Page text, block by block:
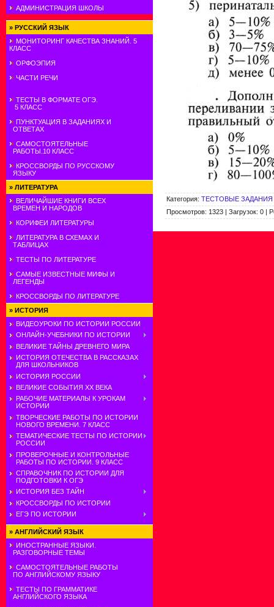
АДМИНИСТРАЦИЯ ШКОЛЫ
» РУССКИЙ ЯЗЫК
МОНИТОРИНГ КАЧЕСТВА ЗНАНИЙ. 5
КЛАСС
ОРФОЭПИЯ
ЧАСТИ РЕЧИ
ТЕСТЫ В ФОРМАТЕ ОГЭ.
5 КЛАСС
ПУНКТУАЦИЯ В ЗАДАНИЯХ И
ОТВЕТАХ
САМОСТОЯТЕЛЬНЫЕ
РАБОТЫ.10 КЛАСС
КРОССВОРДЫ ПО РУССКОМУ
ЯЗЫКУ
» ЛИТЕРАТУРА
ВЕЛИЧАЙШИЕ КНИГИ ВСЕХ
ВРЕМЕН И НАРОДОВ
КОРИФЕИ ЛИТЕРАТУРЫ
ЛИТЕРАТУРА В СХЕМАХ И
ТАБЛИЦАХ
ТЕСТЫ ПО ЛИТЕРАТУРЕ
САМЫЕ ИЗВЕСТНЫЕ МИФЫ И
ЛЕГЕНДЫ
КРОССВОРДЫ ПО ЛИТЕРАТУРЕ
» ИСТОРИЯ
ВИДЕОУРОКИ ПО ИСТОРИИ РОССИИ
ОНЛАЙН-УЧЕБНИКИ ПО ИСТОРИИ
ВЕЛИКИЕ ТАЙНЫ ДРЕВНЕГО МИРА
ИСТОРИЯ ОТЕЧЕСТВА В РАССКАЗАХ
ДЛЯ ШКОЛЬНИКОВ
ИСТОРИЯ РОССИИ
ВЕЛИКИЕ СОБЫТИЯ ХХ ВЕКА
РАБОЧИЕ МАТЕРИАЛЫ К УРОКАМ
ИСТОРИИ
ТВОРЧЕСКИЕ РАБОТЫ ПО ИСТОРИИ
НОВОГО ВРЕМЕНИ. 7 КЛАСС
ТЕМАТИЧЕСКИЕ ТЕСТЫ ПО ИСТОРИИ
РОССИИ
ПРОВЕРОЧНЫЕ И КОНТРОЛЬНЫЕ
РАБОТЫ ПО ИСТОРИИ. 9 КЛАСС
СПРАВОЧНИК ПО ИСТОРИИ ДЛЯ
ПОДГОТОВКИ К ОГЭ
ИСТОРИЯ БЕЗ ТАЙН
КРОССВОРДЫ ПО ИСТОРИИ
ЕГЭ ПО ИСТОРИИ
» АНГЛИЙСКИЙ ЯЗЫК
ИНОСТРАННЫЕ ЯЗЫКИ.
РАЗГОВОРНЫЕ ТЕМЫ
САМОСТОЯТЕЛЬНЫЕ РАБОТЫ
ПО АНГЛИЙСКОМУ ЯЗЫКУ
ТЕСТЫ ПО ГРАММАТИКЕ
АНГЛИЙСКОГО ЯЗЫКА
Категория: ТЕСТОВЫЕ ЗАДАНИЯ
Просмотров: 1323 | Загрузок: 0 |